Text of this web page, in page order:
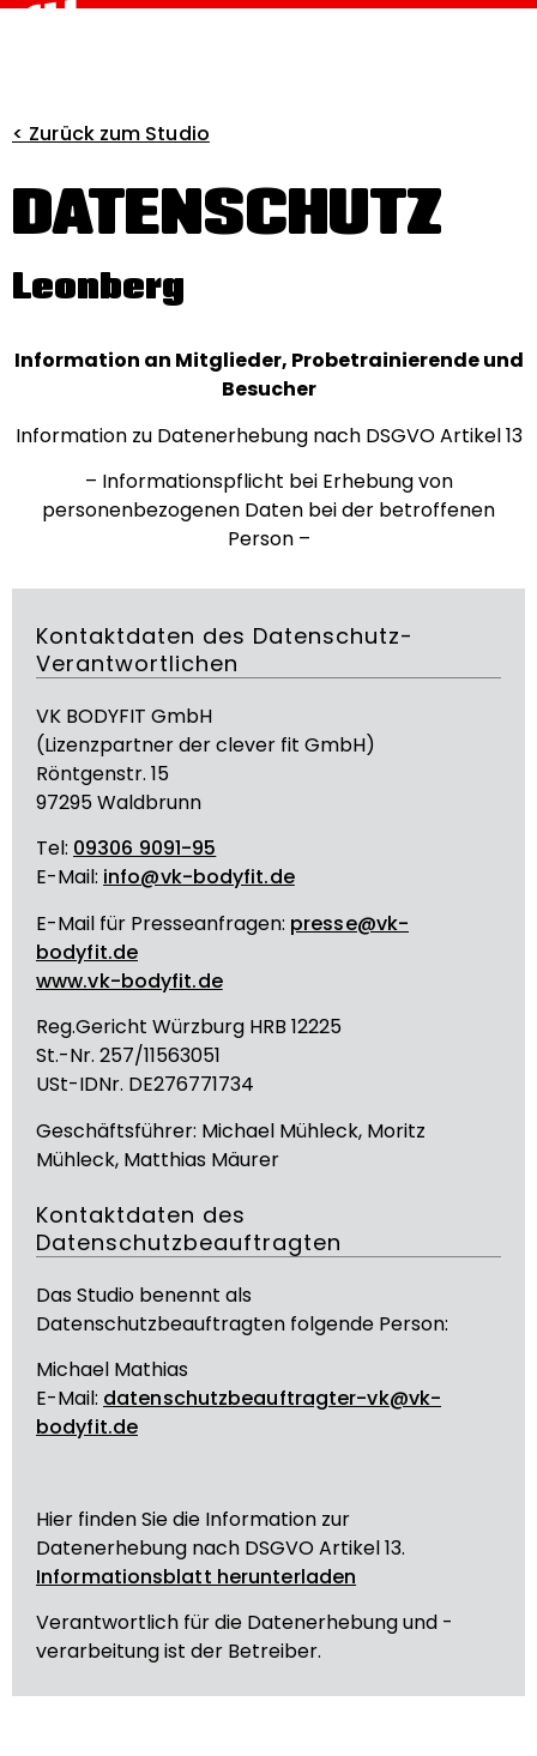
< Zurück zum Studio
DATENSCHUTZ
Leonberg
Information an Mitglieder, Probetrainierende und
Besucher
Information zu Datenerhebung nach DSGVO Artikel 13
– Informationspflicht bei Erhebung von
personenbezogenen Daten bei der betroffenen
Person –
Kontaktdaten des Datenschutz-
Verantwortlichen
VK BODYFIT GmbH
(Lizenzpartner der clever fit GmbH)
Röntgenstr. 15
97295 Waldbrunn
Tel: 09306 9091-95
E-Mail: info@vk-bodyfit.de
E-Mail für Presseanfragen: presse@vk-
bodyfit.de
www.vk-bodyfit.de
Reg.Gericht Würzburg HRB 12225
St.-Nr. 257/11563051
USt-IDNr. DE276771734
Geschäftsführer: Michael Mühleck, Moritz
Mühleck, Matthias Mäurer
Kontaktdaten des
Datenschutzbeauftragten
Das Studio benennt als
Datenschutzbeauftragten folgende Person:
Michael Mathias
E-Mail: datenschutzbeauftragter-vk@vk-
bodyfit.de
Hier finden Sie die Information zur
Datenerhebung nach DSGVO Artikel 13.
Informationsblatt herunterladen
Verantwortlich für die Datenerhebung und -
verarbeitung ist der Betreiber.